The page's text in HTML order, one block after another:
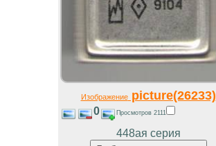
Изображениеpicture(26233)
0 Просмотров 2111
448ая серия